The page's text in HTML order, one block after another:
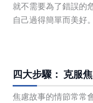
就不需要為了錯誤的
自己過得簡單而美好。
四大步驟： 克服
焦慮故事的情節常常